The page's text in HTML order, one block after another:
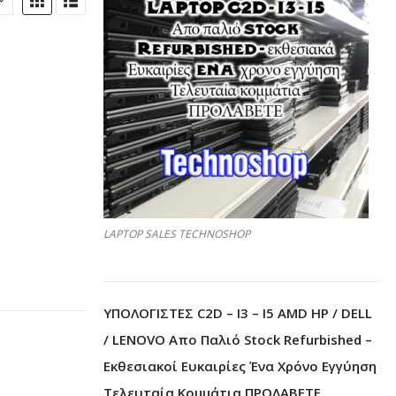
LAPTOP SALES TECHNOSHOP
ΥΠΟΛΟΓΙΣΤΕΣ C2D – I3 – I5 AMD HP / DELL
/ LENOVO Απο Παλιό Stock Refurbished –
Εκθεσιακοί Ευκαιρίες Ένα Χρόνο Εγγύηση
Τελευταία Κομμάτια ΠΡΟΛΑΒΕΤΕ